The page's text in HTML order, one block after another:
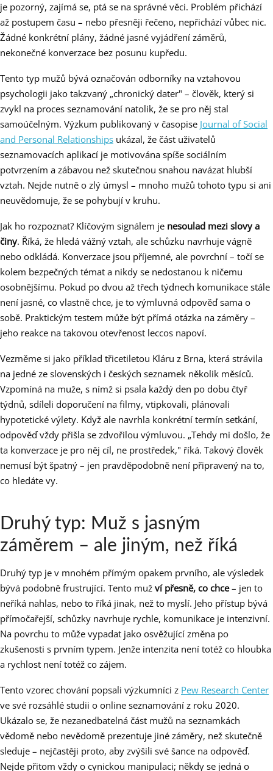
je pozorný, zajímá se, ptá se na správné věci. Problém přichází
až postupem času – nebo přesněji řečeno, nepřichází vůbec nic.
Žádné konkrétní plány, žádné jasné vyjádření záměrů,
nekonečné konverzace bez posunu kupředu.
Tento typ mužů bývá označován odborníky na vztahovou
psychologii jako takzvaný „chronický dater" – člověk, který si
zvykl na proces seznamování natolik, že se pro něj stal
samoúčelným. Výzkum publikovaný v časopise Journal of Social
and Personal Relationships ukázal, že část uživatelů
seznamovacích aplikací je motivována spíše sociálním
potvrzením a zábavou než skutečnou snahou navázat hlubší
vztah. Nejde nutně o zlý úmysl – mnoho mužů tohoto typu si ani
neuvědomuje, že se pohybují v kruhu.
Jak ho rozpoznat? Klíčovým signálem je nesoulad mezi slovy a
činy. Říká, že hledá vážný vztah, ale schůzku navrhuje vágně
nebo odkládá. Konverzace jsou příjemné, ale povrchní – točí se
kolem bezpečných témat a nikdy se nedostanou k ničemu
osobnějšímu. Pokud po dvou až třech týdnech komunikace stále
není jasné, co vlastně chce, je to výmluvná odpověď sama o
sobě. Praktickým testem může být přímá otázka na záměry –
jeho reakce na takovou otevřenost leccos napoví.
Vezměme si jako příklad třicetiletou Kláru z Brna, která strávila
na jedné ze slovenských i českých seznamek několik měsíců.
Vzpomíná na muže, s nímž si psala každý den po dobu čtyř
týdnů, sdíleli doporučení na filmy, vtipkovali, plánovali
hypotetické výlety. Když ale navrhla konkrétní termín setkání,
odpověď vždy přišla se zdvořilou výmluvou. „Tehdy mi došlo, že
ta konverzace je pro něj cíl, ne prostředek," říká. Takový člověk
nemusí být špatný – jen pravděpodobně není připravený na to,
co hledáte vy.
Druhý typ: Muž s jasným
záměrem – ale jiným, než říká
Druhý typ je v mnohém přímým opakem prvního, ale výsledek
bývá podobně frustrující. Tento muž ví přesně, co chce– jen to
neříká nahlas, nebo to říká jinak, než to myslí. Jeho přístup bývá
přímočařejší, schůzky navrhuje rychle, komunikace je intenzivní.
Na povrchu to může vypadat jako osvěžující změna po
zkušenosti s prvním typem. Jenže intenzita není totéž co hloubka
a rychlost není totéž co zájem.
Tento vzorec chování popsali výzkumníci z Pew Research Center
ve své rozsáhlé studii o online seznamování z roku 2020.
Ukázalo se, že nezanedbatelná část mužů na seznamkách
vědomě nebo nevědomě prezentuje jiné záměry, než skutečně
sleduje – nejčastěji proto, aby zvýšili své šance na odpověď.
Nejde přitom vždy o cynickou manipulaci; někdy se jedná o